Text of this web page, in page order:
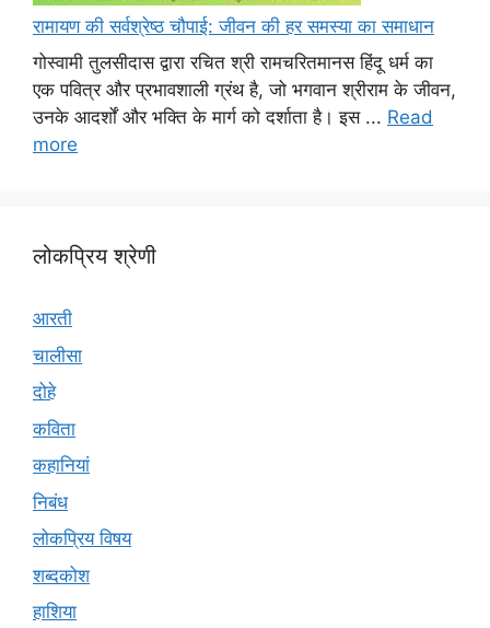
रामायण की सर्वश्रेष्ठ चौपाई: जीवन की हर समस्या का समाधान
गोस्वामी तुलसीदास द्वारा रचित श्री रामचरितमानस हिंदू धर्म का
एक पवित्र और प्रभावशाली ग्रंथ है, जो भगवान श्रीराम के जीवन,
उनके आदर्शों और भक्ति के मार्ग को दर्शाता है। इस ... Read
more
लोकप्रिय श्रेणी
आरती
चालीसा
दोहे
कविता
कहानियां
निबंध
लोकप्रिय विषय
शब्दकोश
हाशिया